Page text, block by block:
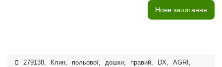
Нове запитання
279138, Клин, польової, дошки, правий, DX, AGRI ,